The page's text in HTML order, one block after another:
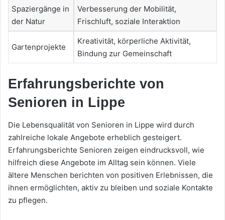
Spaziergänge in
der Natur
Verbesserung der Mobilität,
Frischluft, soziale Interaktion
Gartenprojekte
Kreativität, körperliche Aktivität,
Bindung zur Gemeinschaft
Erfahrungsberichte von
Senioren in Lippe
Die Lebensqualität von Senioren in Lippe wird durch
zahlreiche lokale Angebote erheblich gesteigert.
Erfahrungsberichte Senioren zeigen eindrucksvoll, wie
hilfreich diese Angebote im Alltag sein können. Viele
ältere Menschen berichten von positiven Erlebnissen, die
ihnen ermöglichten, aktiv zu bleiben und soziale Kontakte
zu pflegen.